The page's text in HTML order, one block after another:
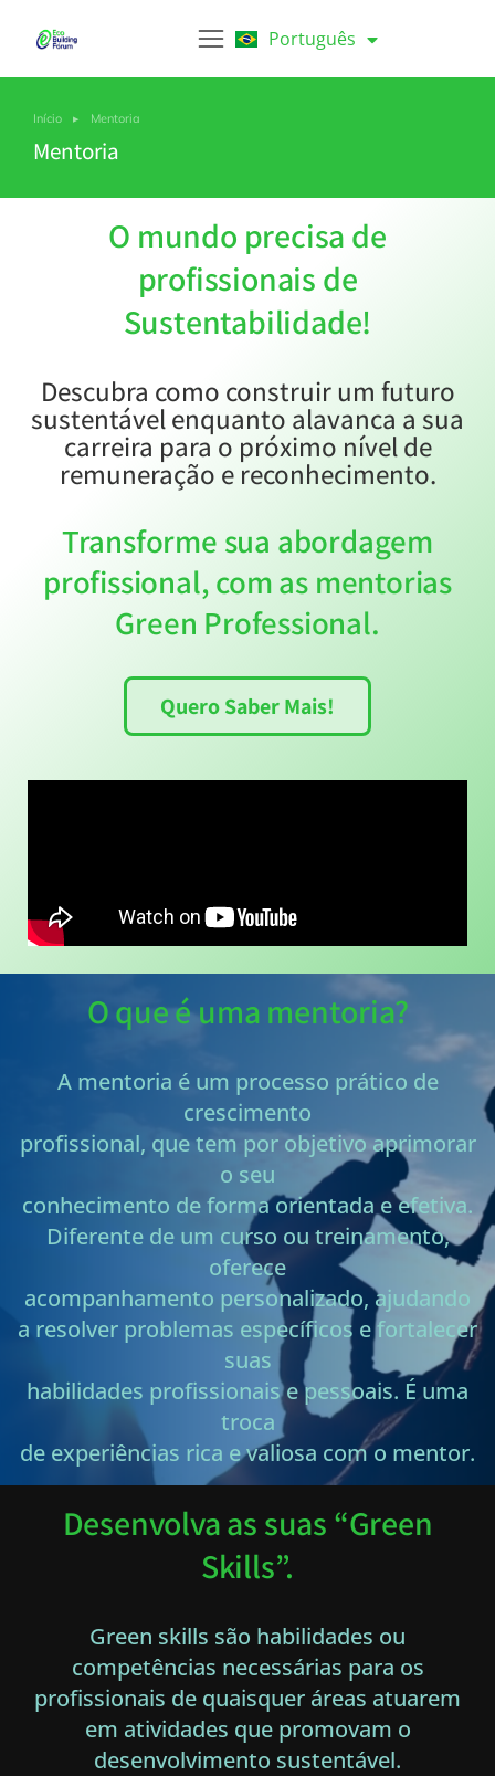
Português
Español
Você está aqui:
Início Mentoria
Mentoria
O mundo precisa de
profissionais de
Sustentabilidade!
Descubra como construir um futuro
sustentável enquanto alavanca a sua
carreira para o próximo nível de
remuneração e reconhecimento.
Transforme sua abordagem
profissional, com as mentorias
Green Professional.
Quero Saber Mais!
O que é uma mentoria?
A mentoria é um processo prático de
crescimento
profissional, que tem por objetivo aprimorar
o seu
conhecimento de forma orientada e efetiva.
Diferente de um curso ou treinamento,
oferece
acompanhamento personalizado, ajudando
a resolver problemas específicos e fortalecer
suas
habilidades profissionais e pessoais. É uma
troca
de experiências rica e valiosa com o mentor.
Desenvolva as suas “Green
Skills”.
Green skills são habilidades ou
competências necessárias para os
profissionais de quaisquer áreas atuarem
em atividades que promovam o
desenvolvimento sustentável.